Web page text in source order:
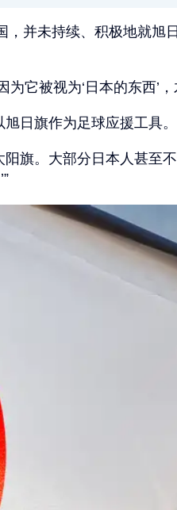
并未持续、积极地就旭
它被视为‘日本的东西’，
日旗作为足球应援工具。
旗。大部分日本人甚至